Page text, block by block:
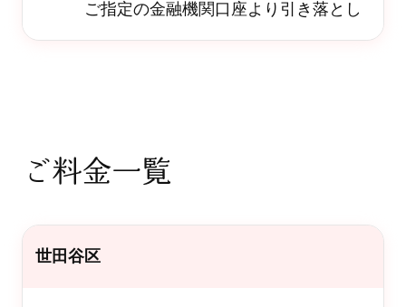
ご指定の金融機関口座より引き落とし
ご料金一覧
世田谷区